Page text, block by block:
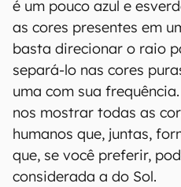
é um pouco azul e
as cores presentes em
basta direcionar o raio
separá-lo nas cores
uma com sua
nos mostrar todas as
humanos que, juntas,
que, se você preferir,
considerada a do Sol.